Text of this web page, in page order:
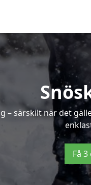
– särskilt när det
Få